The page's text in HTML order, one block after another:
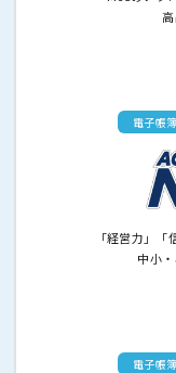
電子帳
「経営力」
中小
電子帳